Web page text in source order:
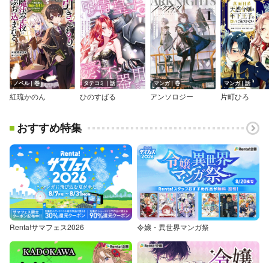
ノベル｜巻
紅琉かのん
タテコミ｜話
ひのすばる
マンガ｜巻
アンソロジー
マンガ｜話
片町ひろ
おすすめ特集
Renta!サマフェス2026 令嬢・異世界マンガ祭